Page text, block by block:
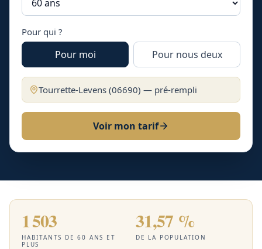
Pour qui ?
Pour moi Pour nous deux
Tourrette-Levens (06690) — pré-rempli
Voir mon tarif
1 503
HABITANTS DE 60 ANS ET
PLUS
31,57 %
DE LA POPULATION